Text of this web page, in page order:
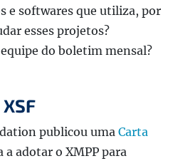
e softwares que utiliza, por
esses projetos?
do boletim mensal?
publicou uma Carta
adotar o XMPP para